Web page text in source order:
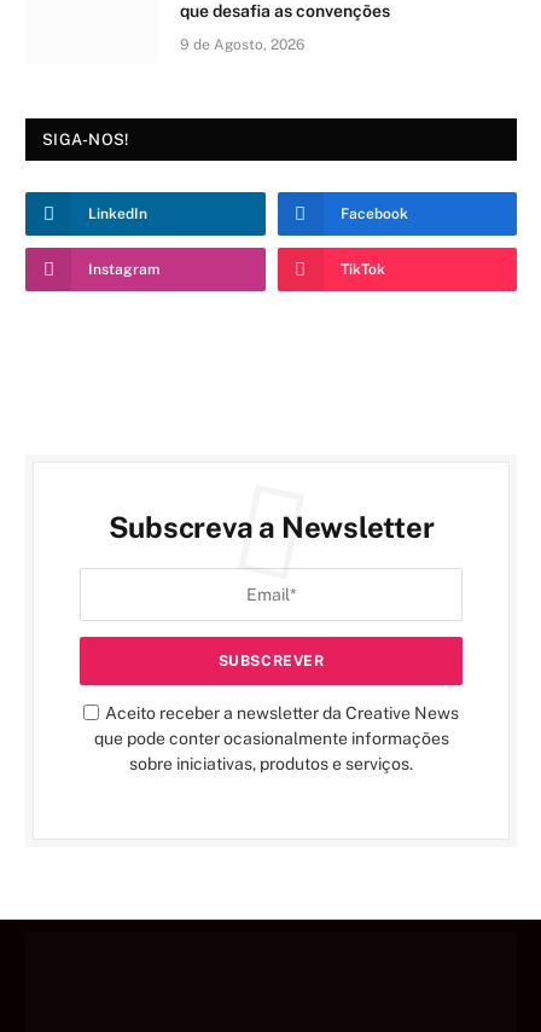
que desafia as convenções
9 de Agosto, 2026
SIGA-NOS!
LinkedIn Facebook
Instagram TikTok
Subscreva a Newsletter
Aceito receber a newsletter da Creative News
que pode conter ocasionalmente informações
sobre iniciativas, produtos e serviços.